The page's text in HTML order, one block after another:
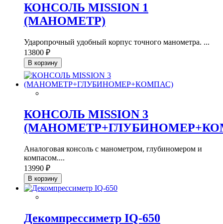
КОНСОЛЬ MISSION 1
(МАНОМЕТР)
Ударопрочный удобный корпус точного манометра. ...
13800 ₽
В корзину
КОНСОЛЬ MISSION 3
Аналоговая консоль с манометром, глубиномером и
компасом....
13990 ₽
В корзину
Декомпрессиметр IQ-650